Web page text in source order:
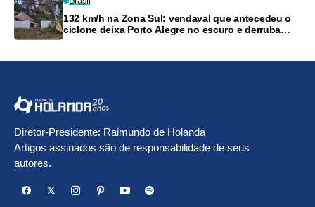
132 km/h na Zona Sul: vendaval que antecedeu o
ciclone deixa Porto Alegre no escuro e derruba
Diretor-Presidente: Raimundo de Holanda
Artigos assinados são de responsabilidade de seus
autores.